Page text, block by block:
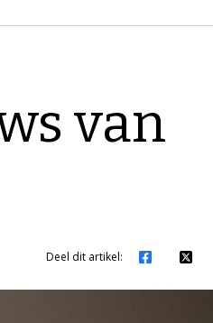
van
Deel dit artikel: